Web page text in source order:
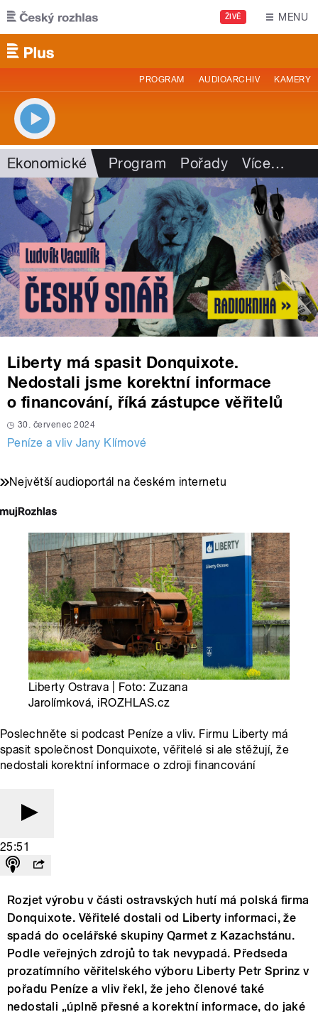
Přejít k hlavnímu obsahu
ŽIVĚ MENU
PROGRAM AUDIOARCHIV KAMERY
Ekonomické Program Pořady Více…
Liberty má spasit Donquixote.
Nedostali jsme korektní informace
o financování, říká zástupce věřitelů
30. červenec 2024
Peníze a vliv Jany Klímové
Největší audioportál na českém internetu
Liberty Ostrava | Foto: Zuzana
Jarolímková, iROZHLAS.cz
Poslechněte si podcast Peníze a vliv. Firmu Liberty má
spasit společnost Donquixote, věřitelé si ale stěžují, že
nedostali korektní informace o zdroji financování
25:51
Rozjet výrobu v části ostravských hutí má polská firma
Donquixote. Věřitelé dostali od Liberty informaci, že
spadá do ocelářské skupiny Qarmet z Kazachstánu.
Podle veřejných zdrojů to tak nevypadá. Předseda
prozatímního věřitelského výboru Liberty Petr Sprinz v
pořadu Peníze a vliv řekl, že jeho členové také
nedostali „úplně přesné a korektní informace, do jaké